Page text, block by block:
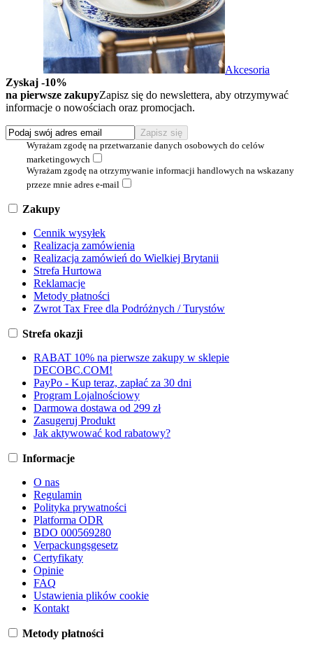
Akcesoria
Zyskaj -10%
na pierwsze zakupyZapisz się do newslettera, aby otrzymywać
informacje o nowościach oraz promocjach.
Wyrażam zgodę na przetwarzanie danych osobowych do celów
marketingowych
Wyrażam zgodę na otrzymywanie informacji handlowych na wskazany
przeze mnie adres e-mail
Zakupy
Cennik wysyłek
Realizacja zamówienia
Realizacja zamówień do Wielkiej Brytanii
Strefa Hurtowa
Reklamacje
Metody płatności
Zwrot Tax Free dla Podróżnych / Turystów
Strefa okazji
RABAT 10% na pierwsze zakupy w sklepie
DECOBC.COM!
PayPo - Kup teraz, zapłać za 30 dni
Program Lojalnościowy
Darmowa dostawa od 299 zł
Zasugeruj Produkt
Jak aktywować kod rabatowy?
Informacje
O nas
Regulamin
Polityka prywatności
Platforma ODR
BDO 000569280
Verpackungsgesetz
Certyfikaty
Opinie
FAQ
Ustawienia plików cookie
Kontakt
Metody płatności